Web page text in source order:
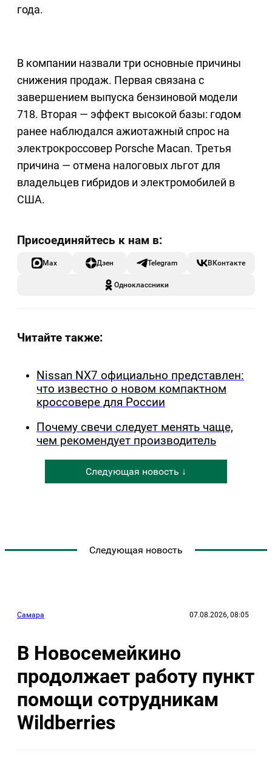
года.
В компании назвали три основные причины
снижения продаж. Первая связана с
завершением выпуска бензиновой модели
718. Вторая — эффект высокой базы: годом
ранее наблюдался ажиотажный спрос на
электрокроссовер Porsche Macan. Третья
причина — отмена налоговых льгот для
владельцев гибридов и электромобилей в
США.
Max Дзен Telegram ВКонтакте
Одноклассники
Читайте также:
Nissan NX7 официально представлен:
что известно о новом компактном
кроссовере для России
Почему свечи следует менять чаще,
чем рекомендует производитель
Следующая новость ↓
Следующая новость
Самара 07.08.2026, 08:05
В Новосемейкино
продолжает работу пункт
помощи сотрудникам
Wildberries